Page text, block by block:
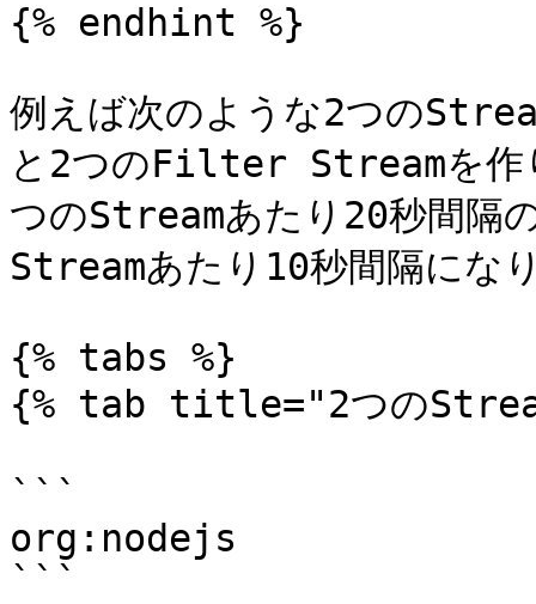
{% endhint %}
例えば次のような2つの
と2つのFilter Streamを作
つのStreamあたり20秒間隔
Streamあたり10秒間隔にな
{% tabs %}
{% tab title="2つの
```
org:nodejs
```